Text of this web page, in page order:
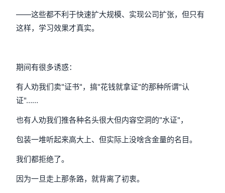
——这些都不利于快速扩大规模、实现公司扩张，但只有
这样，学习效果才真实。
期间有很多诱惑：
有人劝我们卖"证书"，搞"花钱就拿证"的那种所谓"认
证"……
也有人劝我们推各种名头很大但内容空洞的"水证"，
包装一堆听起来高大上、但实际上没啥含金量的名目。
我们都拒绝了。
因为一旦走上那条路，就背离了初衷。